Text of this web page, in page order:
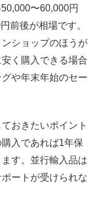
〜60,000円
前後が相場です。
ショップのほうが
く購入できる場合
や年末年始のセー
おきたいポイント
入であれば1年保
す。並行輸入品は
ートが受けられな